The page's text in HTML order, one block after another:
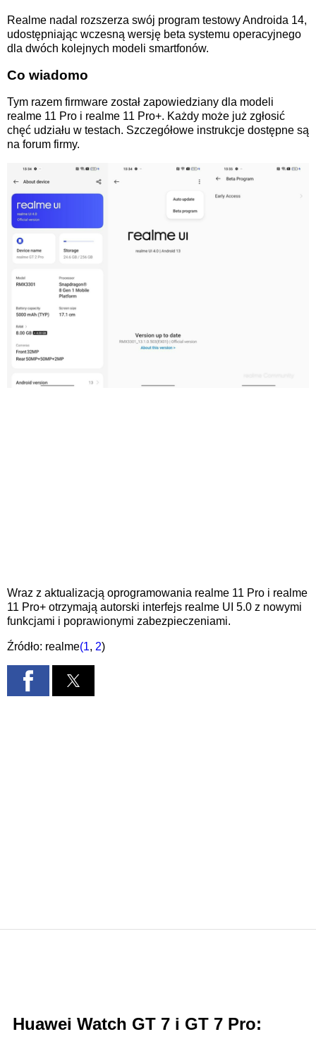
Realme nadal rozszerza swój program testowy Androida 14,
udostępniając wczesną wersję beta systemu operacyjnego
dla dwóch kolejnych modeli smartfonów.
Co wiadomo
Tym razem firmware został zapowiedziany dla modeli
realme 11 Pro i realme 11 Pro+. Każdy może już zgłosić
chęć udziału w testach. Szczegółowe instrukcje dostępne są
na forum firmy.
Wraz z aktualizacją oprogramowania realme 11 Pro i realme
11 Pro+ otrzymają autorski interfejs realme UI 5.0 z nowymi
funkcjami i poprawionymi zabezpieczeniami.
Źródło: realme(1, 2)